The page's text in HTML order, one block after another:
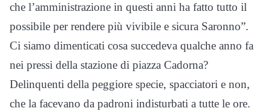
che l’amministrazione in questi anni ha fatto tutto il
possibile per rendere più vivibile e sicura Saronno”.
Ci siamo dimenticati cosa succedeva qualche anno fa
nei pressi della stazione di piazza Cadorna?
Delinquenti della peggiore specie, spacciatori e non,
che la facevano da padroni indisturbati a tutte le ore.